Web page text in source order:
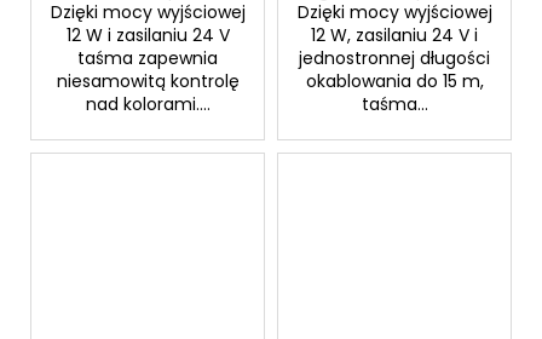
Dzięki mocy wyjściowej
12 W i zasilaniu 24 V
taśma zapewnia
niesamowitą kontrolę
nad kolorami....
Dzięki mocy wyjściowej
12 W, zasilaniu 24 V i
jednostronnej długości
okablowania do 15 m,
taśma...